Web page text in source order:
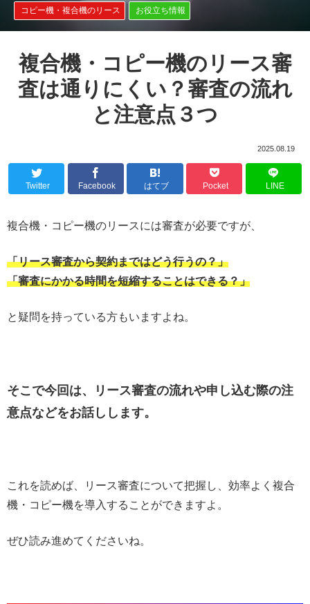
コピー機・複合機のリース お役立ち情報
複合機・コピー機のリース審
査は通りにくい？審査の流れ
と注意点３つ
2025.08.19
Twitter Facebook はてブ Pocket LINE
複合機・コピー機のリースには審査が必要ですが、
「リース審査から契約まではどう行うの？」
「審査にかかる時間を短縮することはできる？」
と疑問を持っている方もいますよね。
そこで今回は、リース審査の流れや申し込む際の注
意点などをお話しします。
これを読めば、リース審査について把握し、効率よく複合
機・コピー機を導入することができますよ。
ぜひ読み進めてくださいね。